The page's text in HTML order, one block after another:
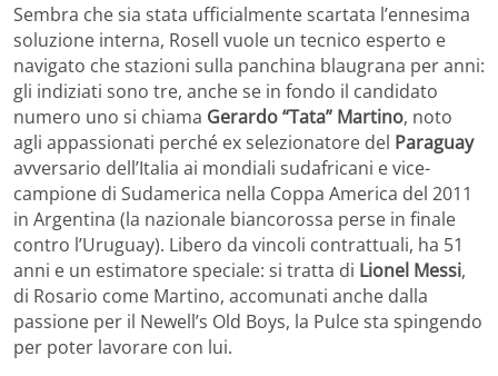
Sembra che sia stata ufficialmente scartata l’ennesima
soluzione interna, Rosell vuole un tecnico esperto e
navigato che stazioni sulla panchina blaugrana per anni:
gli indiziati sono tre, anche se in fondo il candidato
numero uno si chiama Gerardo “Tata” Martino, noto
agli appassionati perché ex selezionatore del Paraguay
avversario dell’Italia ai mondiali sudafricani e vice-
campione di Sudamerica nella Coppa America del 2011
in Argentina (la nazionale biancorossa perse in finale
contro l’Uruguay). Libero da vincoli contrattuali, ha 51
anni e un estimatore speciale: si tratta di Lionel Messi,
di Rosario come Martino, accomunati anche dalla
passione per il Newell’s Old Boys, la Pulce sta spingendo
per poter lavorare con lui.